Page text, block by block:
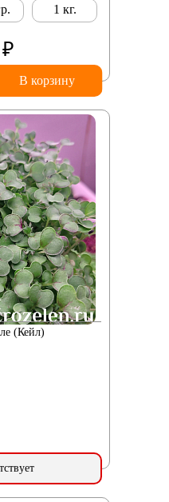
1 кг.
В корзину
(Кейл)